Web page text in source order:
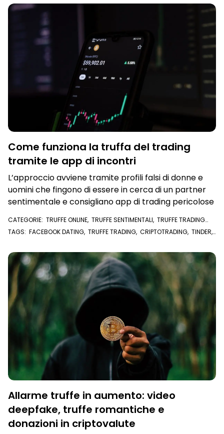
Come funziona la truffa del trading
tramite le app di incontri
L’approccio avviene tramite profili falsi di donne e
uomini che fingono di essere in cerca di un partner
sentimentale e consigliano app di trading pericolose
CATEGORIE: TRUFFE ONLINE, TRUFFE SENTIMENTALI, TRUFFE TRADING
ONLINE
TAGS: FACEBOOK DATING, TRUFFE TRADING, CRIPTOTRADING, TINDER,
Allarme truffe in aumento: video
deepfake, truffe romantiche e
donazioni in criptovalute